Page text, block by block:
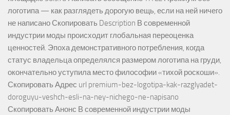
логотипа — как разглядеть дорогую вещь, если на ней ничего
не написано Скопировать Description В современной
индустрии моды происходит глобальная переоценка
ценностей. Эпоха демонстративного потребления, когда
статус владельца определялся размером логотипа на груди,
окончательно уступила место философии «тихой роскоши».
Скопировать Адрес url premium-bez-logotipa-kak-razglyadet-
doroguyu-veshch-esli-na-ney-nichego-ne-napisano
Скопировать Анонс В современной индустрии моды